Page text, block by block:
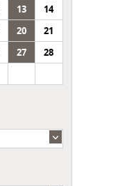
13
14
20
21
27
28